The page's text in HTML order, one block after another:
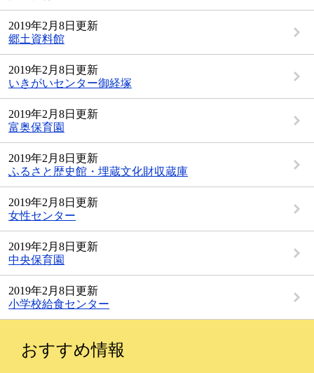
2019年2月8日更新
郷土資料館
2019年2月8日更新
いきがいセンター御経塚
2019年2月8日更新
富奥保育園
2019年2月8日更新
ふるさと歴史館・埋蔵文化財収蔵庫
2019年2月8日更新
女性センター
2019年2月8日更新
中央保育園
2019年2月8日更新
小学校給食センター
おすすめ情報